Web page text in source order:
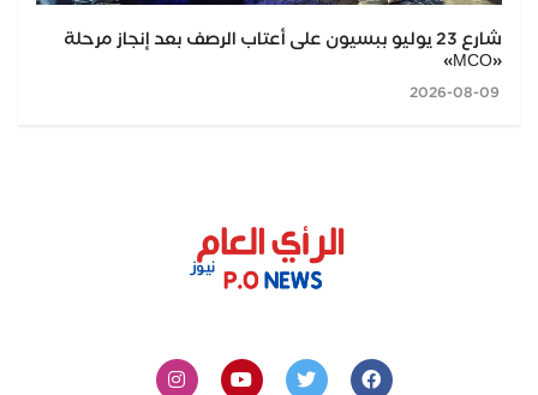
شارع 23 يوليو ببسيون على أعتاب الرصف بعد إنجاز مرحلة
«MCO»